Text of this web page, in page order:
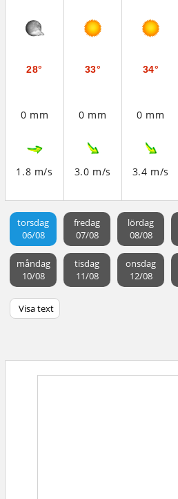
torsdag
06/08
28°
0 mm
1.8 m/s
33°
0 mm
3.0 m/s
34°
0 mm
3.4 m/s
fredag
07/08
lördag
08/08
måndag
10/08
tisdag
11/08
onsdag
12/08
Visa text